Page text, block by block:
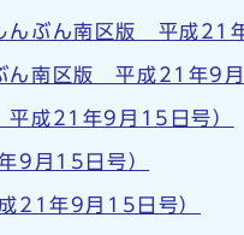
んぶん南区版 平成21
ん南区版 平成21年9
平成21年9月15日号）
9月15日号）
21年9月15日号）